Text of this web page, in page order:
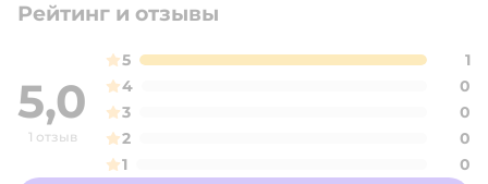
Рейтинг и отзывы
5,0
1 отзыв
5
1
4
0
3
0
2
0
1
0